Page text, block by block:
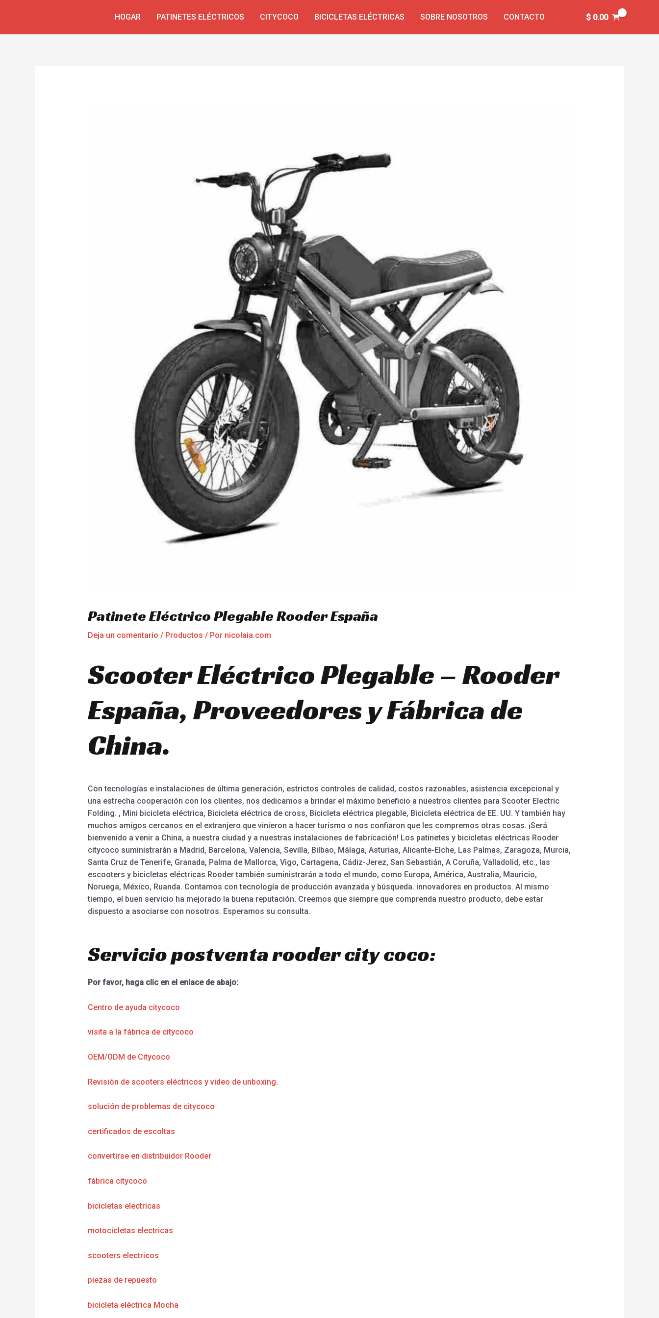
HOGAR PATINETES ELÉCTRICOS CITYCOCO BICICLETAS ELÉCTRICAS SOBRE NOSOTROS CONTACTO $0.00
Patinete Eléctrico Plegable Rooder España
Deja un comentario / Productos / Por nicolaia.com
Scooter Eléctrico Plegable – Rooder
España, Proveedores y Fábrica de
China.
Con tecnologías e instalaciones de última generación, estrictos controles de calidad, costos razonables, asistencia excepcional y
una estrecha cooperación con los clientes, nos dedicamos a brindar el máximo beneficio a nuestros clientes para Scooter Electric
Folding. , Mini bicicleta eléctrica, Bicicleta eléctrica de cross, Bicicleta eléctrica plegable, Bicicleta eléctrica de EE. UU. Y también hay
muchos amigos cercanos en el extranjero que vinieron a hacer turismo o nos confiaron que les compremos otras cosas. ¡Será
bienvenido a venir a China, a nuestra ciudad y a nuestras instalaciones de fabricación! Los patinetes y bicicletas eléctricas Rooder
citycoco suministrarán a Madrid, Barcelona, Valencia, Sevilla, Bilbao, Málaga, Asturias, Alicante-Elche, Las Palmas, Zaragoza, Murcia,
Santa Cruz de Tenerife, Granada, Palma de Mallorca, Vigo, Cartagena, Cádiz-Jerez, San Sebastián, A Coruña, Valladolid, etc., las
escooters y bicicletas eléctricas Rooder también suministrarán a todo el mundo, como Europa, América, Australia, Mauricio,
Noruega, México, Ruanda. Contamos con tecnología de producción avanzada y búsqueda. innovadores en productos. Al mismo
tiempo, el buen servicio ha mejorado la buena reputación. Creemos que siempre que comprenda nuestro producto, debe estar
dispuesto a asociarse con nosotros. Esperamos su consulta.
Servicio postventa rooder city coco:
Por favor, haga clic en el enlace de abajo:
Centro de ayuda citycoco
visita a la fábrica de citycoco
OEM/ODM de Citycoco
Revisión de scooters eléctricos y video de unboxing.
solución de problemas de citycoco
certificados de escoltas
convertirse en distribuidor Rooder
fábrica citycoco
bicicletas electricas
motocicletas electricas
scooters electricos
piezas de repuesto
bicicleta eléctrica Mocha